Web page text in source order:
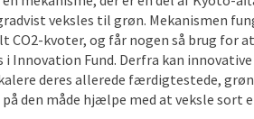
veksles til grøn. Mekanismen
kvoter, og får nogen så brug for
Innovation Fund. Derfra kan
deres allerede færdigtestede,
den måde hjælpe med at veksle sort